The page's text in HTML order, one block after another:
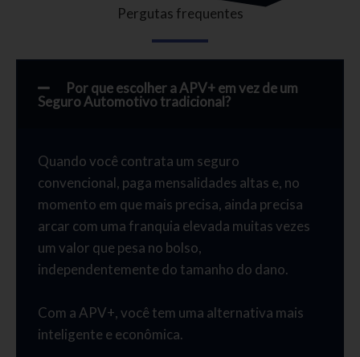
Pergutas frequentes
Por que escolher a APV+ em vez de um
Seguro Automotivo tradicional?
Quando você contrata um seguro
convencional, paga mensalidades altas e, no
momento em que mais precisa, ainda precisa
arcar com uma franquia elevada muitas vezes
um valor que pesa no bolso,
independentemente do tamanho do dano.
Com a APV+, você tem uma alternativa mais
inteligente e econômica.